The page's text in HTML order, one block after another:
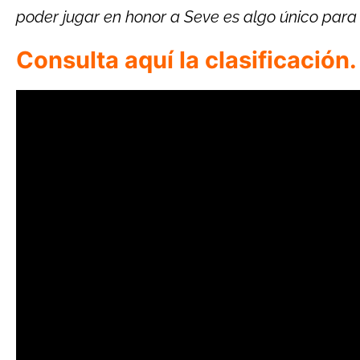
poder jugar en honor a Seve es algo único para
Consulta aquí la clasificación.